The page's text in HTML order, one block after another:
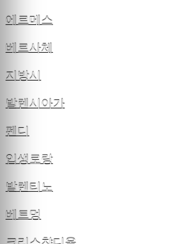
에르메스
베르사체
지방시
발렌시아가
펜디
입생로랑
발렌티노
베트멍